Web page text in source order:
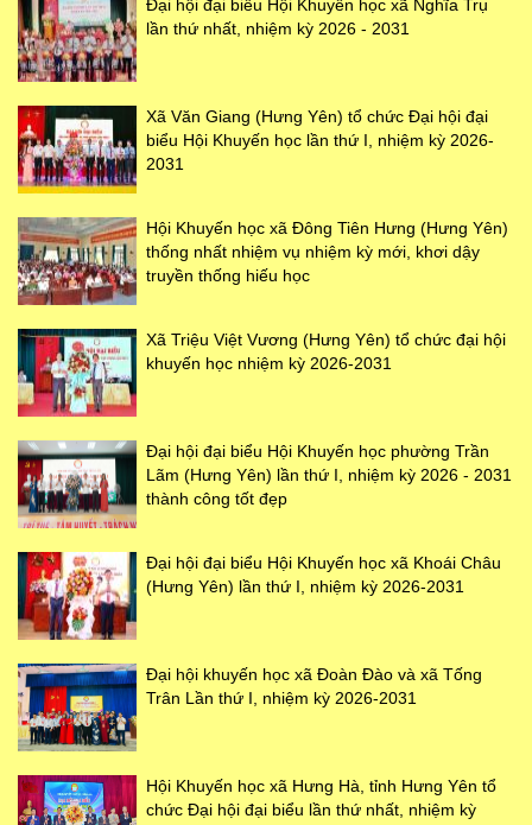
Đại hội đại biểu Hội Khuyến học xã Nghĩa Trụ
lần thứ nhất, nhiệm kỳ 2026 - 2031
Xã Văn Giang (Hưng Yên) tổ chức Đại hội đại
biểu Hội Khuyến học lần thứ I, nhiệm kỳ 2026-
2031
Hội Khuyến học xã Đông Tiên Hưng (Hưng Yên)
thống nhất nhiệm vụ nhiệm kỳ mới, khơi dậy
truyền thống hiếu học
Xã Triệu Việt Vương (Hưng Yên) tổ chức đại hội
khuyến học nhiệm kỳ 2026-2031
Đại hội đại biểu Hội Khuyến học phường Trần
Lãm (Hưng Yên) lần thứ I, nhiệm kỳ 2026 - 2031
thành công tốt đẹp
Đại hội đại biểu Hội Khuyến học xã Khoái Châu
(Hưng Yên) lần thứ I, nhiệm kỳ 2026-2031
Đại hội khuyến học xã Đoàn Đào và xã Tống
Trân Lần thứ I, nhiệm kỳ 2026-2031
Hội Khuyến học xã Hưng Hà, tỉnh Hưng Yên tổ
chức Đại hội đại biểu lần thứ nhất, nhiệm kỳ